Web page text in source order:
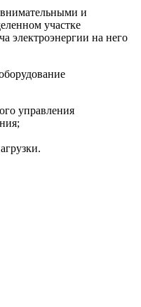
и
участке
электроэнергии на него
управления